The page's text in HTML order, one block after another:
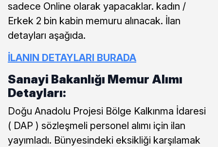
sadece Online olarak yapacaklar. kadın /
Erkek 2 bin kabin memuru alınacak. İlan
detayları aşağıda.
İLANIN DETAYLARI BURADA
Sanayi Bakanlığı Memur Alımı
Detayları:
Doğu Anadolu Projesi Bölge Kalkınma İdaresi
( DAP ) sözleşmeli personel alımı için ilan
yayımladı. Bünyesindeki eksikliği karşılamak